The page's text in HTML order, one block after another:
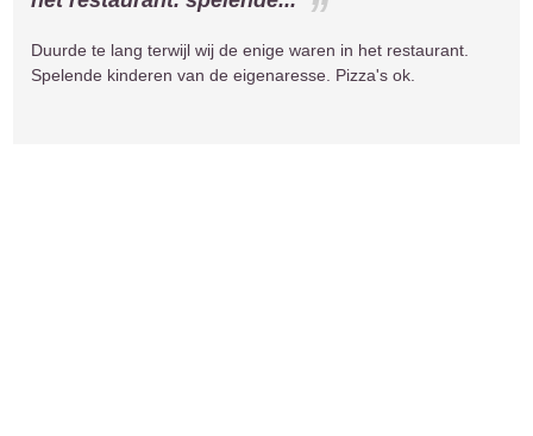
Duurde te lang terwijl wij de enige waren in het restaurant.
Spelende kinderen van de eigenaresse. Pizza's ok.